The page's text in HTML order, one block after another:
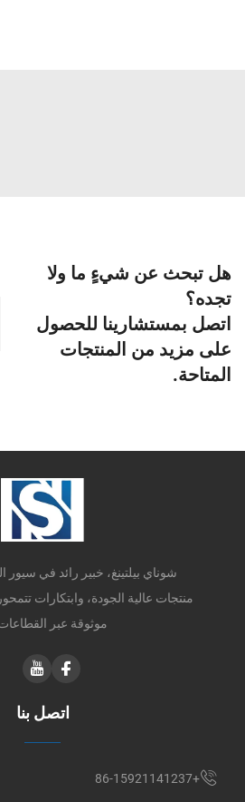
هل تبحث عن شيءٍ ما ولا
تجده؟
اتصل بمستشارينا للحصول
على مزيد من المنتجات
المتاحة.
شوناي بيلتينغ، خبير رائد في سيور
منتجات عالية الجودة، وابتكارات
موثوقة عبر القطاعات
اتصل بنا
+86-15921141237